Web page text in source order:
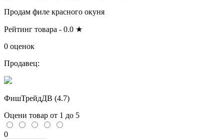
Продам филе красного окуня
Рейтинг товара - 0.0 ★
0 оценок
Продавец:
ФишТрейдДВ (4.7)
Оцени товар от 1 до 5
0